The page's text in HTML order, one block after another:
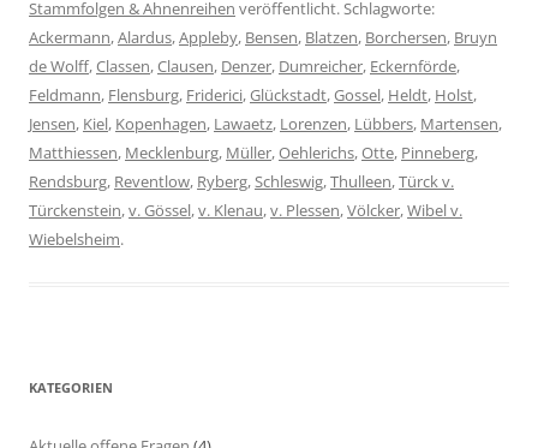
Stammfolgen & Ahnenreihen veröffentlicht. Schlagworte:
Ackermann,Alardus,Appleby, Bensen, Blatzen, Borchersen, Bruyn
de Wolff,Classen,Clausen, Denzer, Dumreicher, Eckernförde,
Feldmann, Flensburg, Friderici,Glückstadt,Gossel, Heldt, Holst,
Jensen, Kiel, Kopenhagen, Lawaetz, Lorenzen, Lübbers, Martensen,
Matthiessen, Mecklenburg, Müller,Oehlerichs,Otte, Pinneberg,
Rendsburg, Reventlow, Ryberg,Schleswig,Thulleen,Türck v.
Türckenstein,v. Gössel,v. Klenau,v. Plessen,Völcker,Wibel v.
Wiebelsheim.
KATEGORIEN